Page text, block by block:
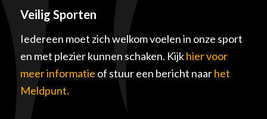
Veilig Sporten
Iedereen moet zich welkom voelen in onze sport
en met plezier kunnen schaken. Kijkhier voor
meer informatie of stuur een bericht naarhet
Meldpunt.